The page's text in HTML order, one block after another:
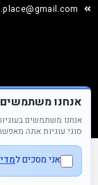
אנחנו משתמשים
אנחנו משתמשים
סוגי עוגיות אתה
אני מסכים ל